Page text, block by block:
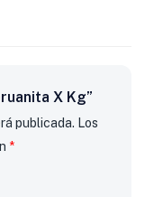
X Kg”
publicada. Los
*